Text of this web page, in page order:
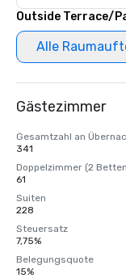
Outside Terrace/
Alle
Gästezimmer
Gesamtzahl an
341
Doppelzimmer (2
61
Suiten
228
Steuersatz
7,75%
Belegungsquote
15%